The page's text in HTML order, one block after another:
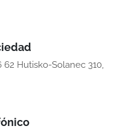
62 Hutisko-Solanec 310,